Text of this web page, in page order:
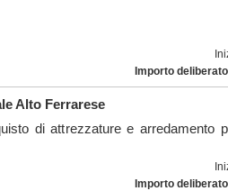
Importo
Alto Ferrarese
di attrezzature e arredamento
Importo